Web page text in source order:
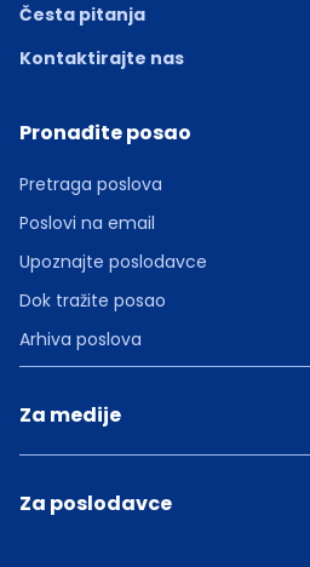
Česta pitanja
Kontaktirajte nas
Pronađite posao
Pretraga poslova
Poslovi na email
Upoznajte poslodavce
Dok tražite posao
Arhiva poslova
Za medije
Za poslodavce